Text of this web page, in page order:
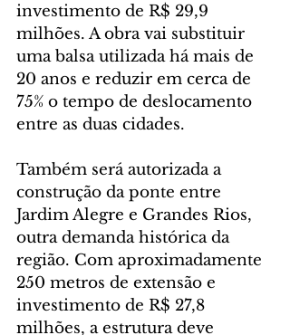
investimento de R$ 29,9
milhões. A obra vai substituir
uma balsa utilizada há mais de
20 anos e reduzir em cerca de
75% o tempo de deslocamento
entre as duas cidades.
Também será autorizada a
construção da ponte entre
Jardim Alegre e Grandes Rios,
outra demanda histórica da
região. Com aproximadamente
250 metros de extensão e
investimento de R$ 27,8
milhões, a estrutura deve